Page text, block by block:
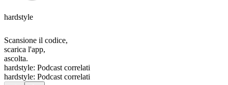
hardstyle
Scansione il codice,
scarica l'app,
ascolta.
hardstyle: Podcast correlati
hardstyle: Podcast correlati